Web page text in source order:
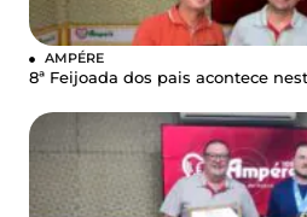
AMPÉRE
8ª Feijoada dos pais acontece